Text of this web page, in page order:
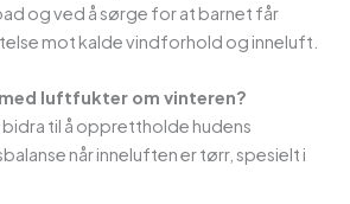
og ved å sørge for at barnet får
mot kalde vindforhold og inneluft.
luftfukter om vinteren?
bidra til å opprettholde hudens
når inneluften er tørr, spesielt i